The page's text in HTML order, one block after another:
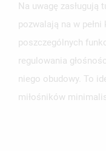
Na uwagę zasługują
pozwalają na w
poszczególnych
regulowania
niego obudowy. To
miłośników